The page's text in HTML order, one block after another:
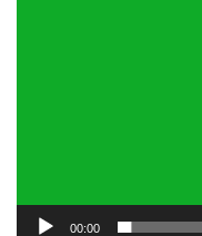
00:00